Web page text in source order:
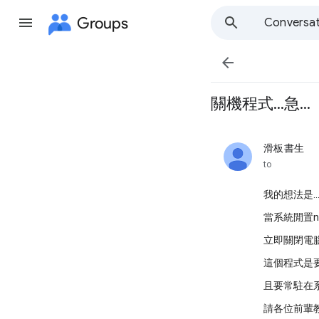
Groups

關機程式...急...
滑板書生
unread,
to
我的想法是
當系統閒置n
立即關閉電腦
這個程式是
且要常駐在
請各位前輩